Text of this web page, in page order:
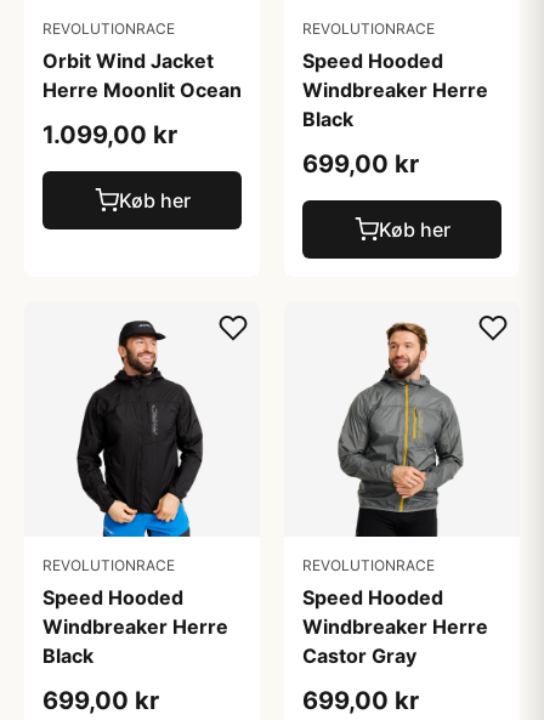
REVOLUTIONRACE
Orbit Wind Jacket
Herre Moonlit Ocean
1.099,00 kr
Køb her
REVOLUTIONRACE
Speed Hooded
Windbreaker Herre
Black
699,00 kr
Køb her
REVOLUTIONRACE
Speed Hooded
Windbreaker Herre
Black
699,00 kr
REVOLUTIONRACE
Speed Hooded
Windbreaker Herre
Castor Gray
699,00 kr